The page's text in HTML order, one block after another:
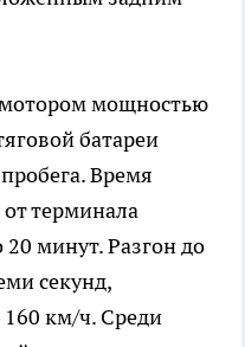
мощностью
батареи
Время
терминала
минут. Разгон до
секунд,
км/ч. Среди